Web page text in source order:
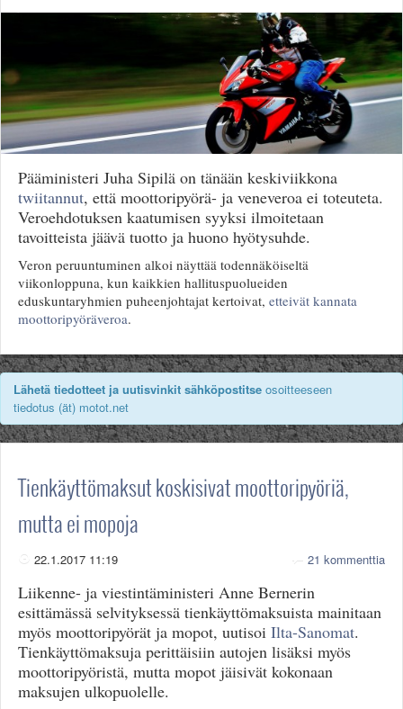
Säännöt ja ohjeet
Uudet kommentit
MYYDÄÄN
Haku
Ajoneuvot
Osat
TIETOPANKKI
TAPAHTUMAT
MP15 kuvia
MP14 kuvia
MP13 kuvia
ACS 2015 kuvia
Lisää uusi tapahtuma
UUTISET
SÄÄ
Valitse paikkakunta
Helsingin sää
Turun sää
Oulun sää
Kuopion sää
Rovaniemen sää
MUUT
Paidat ja vaatteet
Suunnittele oma paita
Mainostus
Palaute
Kevytversio
Pääministeri Juha Sipilä on tänään keskiviikkona
twiitannut, että moottoripyörä- ja veneveroa ei toteuteta.
Veroehdotuksen kaatumisen syyksi ilmoitetaan
tavoitteista jäävä tuotto ja huono hyötysuhde.
Veron peruuntuminen alkoi näyttää todennäköiseltä
viikonloppuna, kun kaikkien hallituspuolueiden
eduskuntaryhmien puheenjohtajat kertoivat, etteivät kannata
moottoripyöräveroa.
Lähetä tiedotteet ja uutisvinkit sähköpostitse osoitteeseen
tiedotus (ät) motot.net
Tienkäyttömaksut koskisivat moottoripyöriä,
mutta ei mopoja
22.1.2017 11:19 21 kommenttia
Liikenne- ja viestintäministeri Anne Bernerin
esittämässä selvityksessä tienkäyttömaksuista mainitaan
myös moottoripyörät ja mopot, uutisoi Ilta-Sanomat.
Tienkäyttömaksuja perittäisiin autojen lisäksi myös
moottoripyöristä, mutta mopot jäisivät kokonaan
maksujen ulkopuolelle.